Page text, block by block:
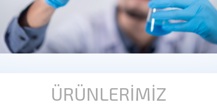
ÜRÜNLERİMİZ